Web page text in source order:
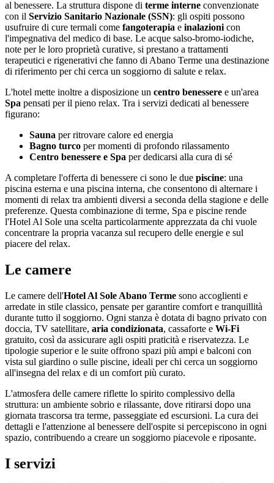
al benessere. La struttura dispone di terme interne convenzionate
con il Servizio Sanitario Nazionale (SSN): gli ospiti possono
usufruire di cure termali come fangoterapia e inalazioni con
l'impegnativa del medico di base. Le acque salso-bromo-iodiche,
note per le loro proprietà curative, si prestano a trattamenti
terapeutici e rigenerativi che fanno di Abano Terme una destinazione
di riferimento per chi cerca un soggiorno di salute e relax.
L'hotel mette inoltre a disposizione un centro benessere e un'area
Spa pensati per il pieno relax. Tra i servizi dedicati al benessere
figurano:
Sauna per ritrovare calore ed energia
Bagno turco per momenti di profondo rilassamento
Centro benessere e Spa per dedicarsi alla cura di sé
A completare l'offerta di benessere ci sono le due piscine: una
piscina esterna e una piscina interna, che consentono di alternare i
momenti di relax tra ambienti diversi a seconda della stagione e delle
preferenze. Questa combinazione di terme, Spa e piscine rende
l'Hotel Al Sole una scelta particolarmente apprezzata da chi vuole
concentrare la propria vacanza sul recupero delle energie e sul
piacere del relax.
Le camere
Le camere dell'Hotel Al Sole Abano Terme sono accoglienti e
arredate in stile classico, pensate per garantire comfort e tranquillità
durante tutto il soggiorno. Ogni stanza è dotata di bagno privato con
doccia, TV satellitare, aria condizionata, cassaforte e Wi-Fi
gratuito, così da assicurare agli ospiti praticità e riservatezza. Le
tipologie superior e le suite offrono spazi più ampi e balconi con
vista sul giardino o sulle piscine, ideali per chi cerca un soggiorno
all'insegna del relax e di un comfort più curato.
L'atmosfera delle camere riflette lo spirito complessivo della
struttura: un ambiente sobrio e rilassante, dove ritirarsi dopo una
giornata trascorsa tra terme, passeggiate ed escursioni. La cura dei
dettagli e l'attenzione al benessere dell'ospite si percepiscono in ogni
spazio, contribuendo a creare un soggiorno piacevole e riposante.
I servizi